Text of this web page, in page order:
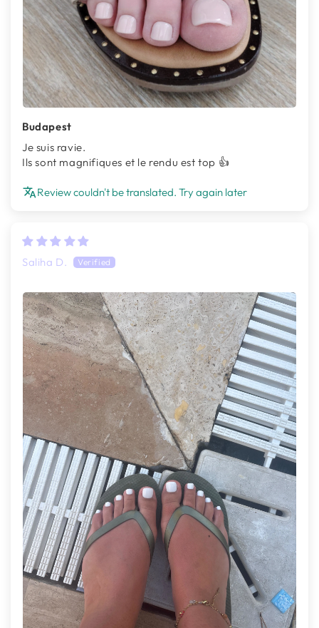
Budapest
Je suis ravie.
Ils sont magnifiques et le rendu est top 👍
Review couldn't be translated. Try again later
Saliha D.